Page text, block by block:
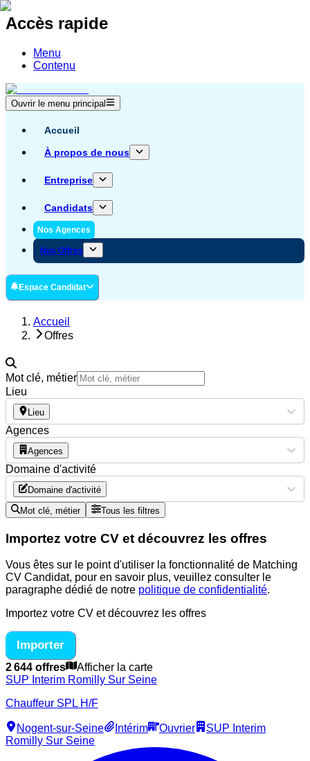
Accès rapide
Menu
Contenu
Ouvrir le menu principal
Accueil
À propos de nous
Entreprise
Candidats
Nos Agences
Nos Offres
Espace Candidat
Accueil
Offres
Mot clé, métier
Lieu
Lieu
Agences
Agences
Domaine d'activité
Domaine d'activité
Mot clé, métier Tous les filtres
Importez votre CV et découvrez les offres
Vous êtes sur le point d'utiliser la fonctionnalité de Matching
CV Candidat, pour en savoir plus, veuillez consulter le
paragraphe dédié de notre politique de confidentialité.
Importez votre CV et découvrez les offres
Importer
2 644 offres
Afficher la carte
SUP Interim Romilly Sur Seine
Chauffeur SPL H/F
Nogent-sur-Seine Intérim Ouvrier
SUP Interim
Romilly Sur Seine